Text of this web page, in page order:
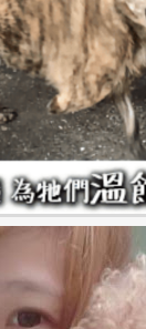
TAICHUNG